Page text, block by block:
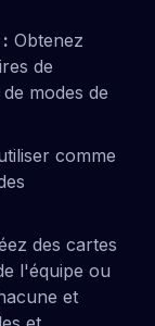
Obtenez
de
modes de
comme
des cartes
l'équipe ou
et